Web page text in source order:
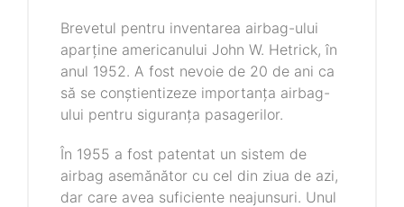
Brevetul pentru inventarea airbag-ului
aparține americanului John W. Hetrick, în
anul 1952. A fost nevoie de 20 de ani ca
să se conștientizeze importanța airbag-
ului pentru siguranța pasagerilor.
În 1955 a fost patentat un sistem de
airbag asemănător cu cel din ziua de azi,
dar care avea suficiente neajunsuri. Unul